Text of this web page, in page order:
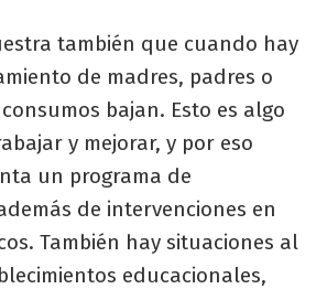
también que cuando hay
de madres, padres o
bajan. Esto es algo
y mejorar, y por eso
un programa de
de intervenciones en
También hay situaciones al
educacionales,